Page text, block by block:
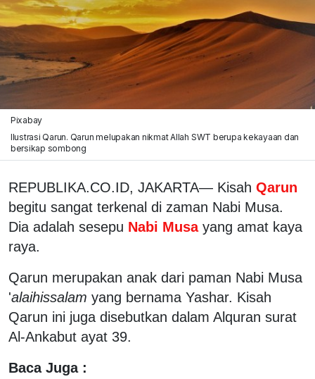
Pixabay
Ilustrasi Qarun. Qarun melupakan nikmat Allah SWT berupa kekayaan dan
bersikap sombong
REPUBLIKA.CO.ID, JAKARTA— Kisah Qarun
begitu sangat terkenal di zaman Nabi Musa.
Dia adalah sesepu Nabi Musa yang amat kaya
raya.
Qarun merupakan anak dari paman Nabi Musa
'alaihissalam yang bernama Yashar. Kisah
Qarun ini juga disebutkan dalam Alquran surat
Al-Ankabut ayat 39.
Baca Juga :